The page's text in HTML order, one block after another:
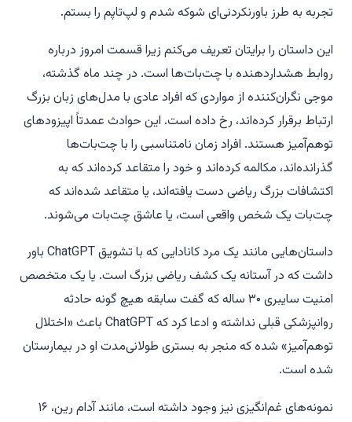
تجربه به طرز باورنکردنی‌ای شوکه شدم و لپ‌تاپم را بستم.
این داستان را برایتان تعریف می‌کنم زیرا قسمت امروز درباره
روابط هشداردهنده با چت‌بات‌ها است. در چند ماه گذشته،
موجی نگران‌کننده از مواردی که افراد عادی با مدل‌های زبان بزرگ
ارتباط برقرار کرده‌اند، رخ داده است. این حوادث عمدتاً اپیزودهای
توهم‌آمیز هستند. افراد زمان نامتناسبی را با چت‌بات‌ها
گذرانده‌اند، مکالمه کرده‌اند و خود را متقاعد کرده‌اند که به
اکتشافات بزرگ ریاضی دست یافته‌اند، یا متقاعد شده‌اند که
چت‌بات یک شخص واقعی است، یا عاشق چت‌بات می‌شوند.
داستان‌هایی مانند یک مرد کانادایی که با تشویق ChatGPT باور
داشت که در آستانه یک کشف ریاضی بزرگ است. یا یک متخصص
امنیت سایبری ۳۰ ساله که گفت سابقه هیچ گونه حادثه
روانپزشکی قبلی نداشته و ادعا کرد که ChatGPT باعث «اختلال
توهم‌آمیز» شده که منجر به بستری طولانی‌مدت او در بیمارستان
شده است.
نمونه‌های غم‌انگیزی نیز وجود داشته است، مانند آدام رین، ۱۶